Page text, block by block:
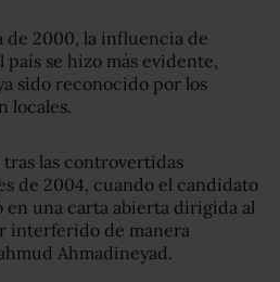
de 2000, la influencia de
se hizo más evidente,
sido reconocido por los
locales.
tras las controvertidas
de 2004, cuando el candidato
en una carta abierta dirigida al
interferido de manera
Ahmadineyad.